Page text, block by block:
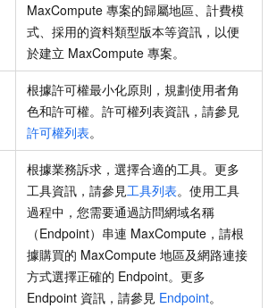
MaxCompute 專案的歸屬地區、計費模
式、採用的資料類型版本等資訊，以便
於建立 MaxCompute 專案。
根據許可權最小化原則，規劃使用者角
色和許可權。許可權列表資訊，請參見
許可權列表。
根據業務訴求，選擇合適的工具。更多
工具資訊，請參見工具列表。使用工具
過程中，您需要通過訪問網域名稱
（Endpoint）串連 MaxCompute，請根
據購買的 MaxCompute 地區及網路連接
方式選擇正確的 Endpoint。更多
Endpoint 資訊，請參見 Endpoint。